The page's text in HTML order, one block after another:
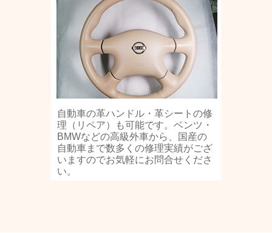
自動車の革ハンドル・革シートの修
理（リペア）も可能です。ベンツ・
BMWなどの高級外車から、国産の
自動車まで数多くの修理実績がござ
いますのでお気軽にお問合せくださ
い。